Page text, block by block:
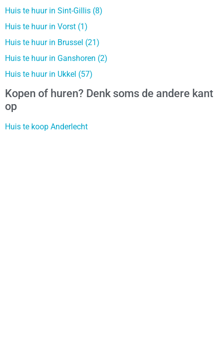
Huis te huur in Sint-Gillis (8)
Huis te huur in Vorst (1)
Huis te huur in Brussel (21)
Huis te huur in Ganshoren (2)
Huis te huur in Ukkel (57)
Kopen of huren? Denk soms de andere kant
op
Huis te koop Anderlecht